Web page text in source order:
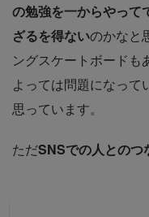
の勉強を一からやっ
ざるを得ないのかなと
ングスケートボードも
よっては問題になって
思っています。
ただSNSでの人とのつ